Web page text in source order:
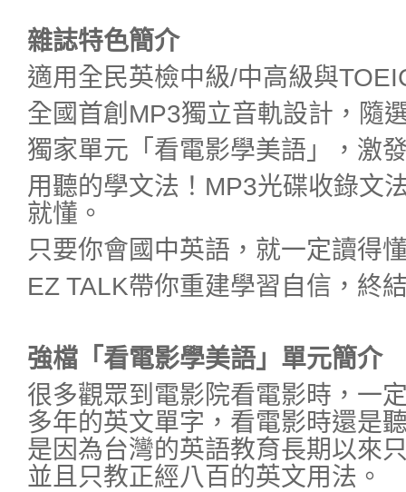
雜誌特色簡介
適用全民英檢中級/中高級與
全國首創MP3獨立音軌設計，隨
獨家單元「看電影學美語」，激
用聽的學文法！MP3光碟收錄文
就懂。
只要你會國中英語，就一定讀得
EZ TALK帶你重建學習自信，終
強檔「看電影學美語」單元簡介
很多觀眾到電影院看電影時，一
多年的英文單字，看電影時還是
是因為台灣的英語教育長期以來
並且只教正經八百的英文用法。